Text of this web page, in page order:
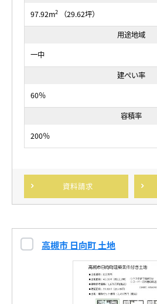
97.92m2
（29.62坪）
用途地域
一中
建ぺい率
60％
容積率
200％
資料請求
高槻市 日向町 土地